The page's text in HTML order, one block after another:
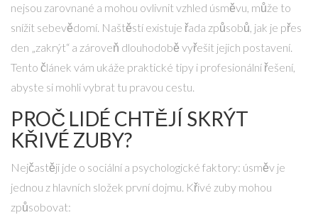
nejsou zarovnané a mohou ovlivnit vzhled úsměvu , může to
snížit sebevědomí. Naštěstí existuje řada způsobů, jak je přes
den „zakrýt“ a zároveň dlouhodobě vyřešit jejich postavení.
Tento článek vám ukáže praktické tipy i profesionální řešení,
abyste si mohli vybrat tu pravou cestu.
PROČ LIDÉ CHTĚJÍ SKRÝT
KŘIVÉ ZUBY?
Nejčastěji jde o sociální a psychologické faktory: úsměv je
jednou z hlavních složek první dojmu. Křivé zuby mohou
způsobovat: